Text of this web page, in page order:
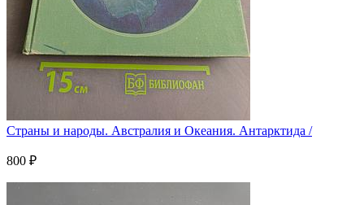
Страны и народы. Австралия и Океания. Антарктида /
800 ₽